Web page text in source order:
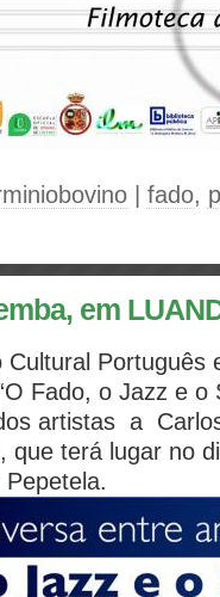
fado,
em
Português
Fado, o Jazz e o
artistas a
que terá lugar no